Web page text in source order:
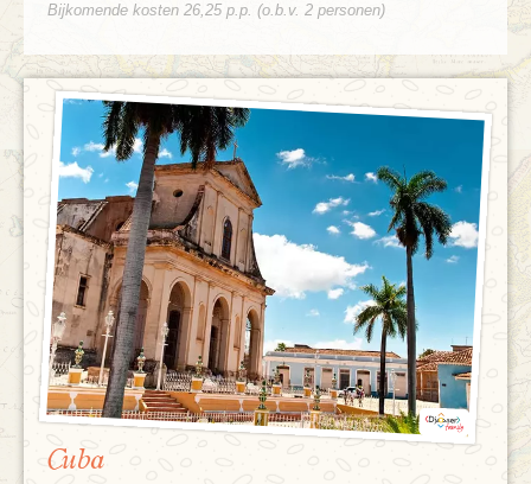
Bijkomende kosten 26,25 p.p. (o.b.v. 2 personen)
Cuba